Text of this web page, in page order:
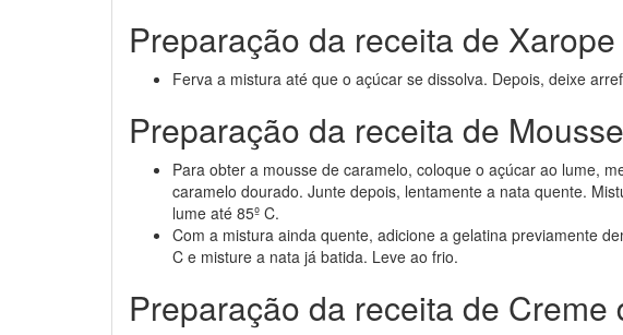
Preparação da receita de
Ferva a mistura até que o açúcar se dissolva. Depois, deixe
Preparação da receita de
Para obter a mousse de caramelo, coloque o açúcar ao lume,
caramelo dourado. Junte depois, lentamente a nata quente.
lume até 85º C.
Com a mistura ainda quente, adicione a gelatina previamente
C e misture a nata já batida. Leve ao frio.
Preparação da receita de Creme